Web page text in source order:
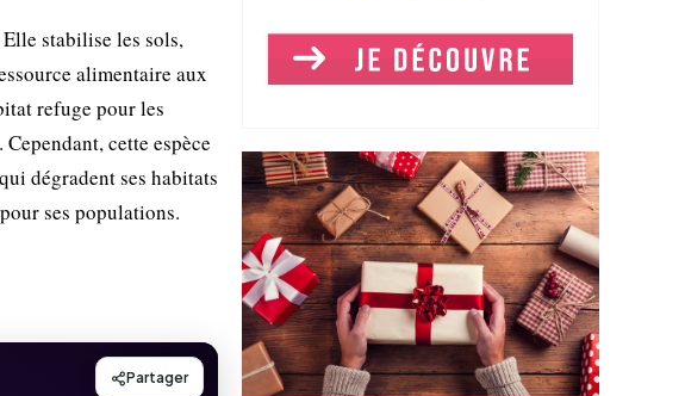
stabilise les sols,
alimentaire aux
refuge pour les
cette espèce
qui dégradent ses habitats
ses populations.